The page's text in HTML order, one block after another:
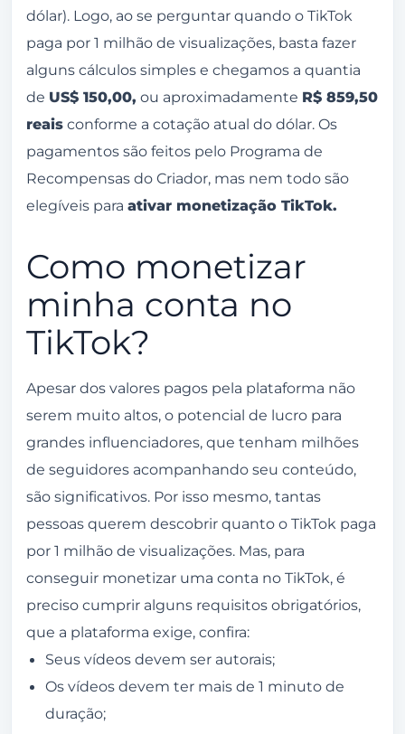
dólar). Logo, ao se perguntar quando o TikTok
paga por 1 milhão de visualizações, basta fazer
alguns cálculos simples e chegamos a quantia
de US$ 150,00, ou aproximadamente R$ 859,50
reais conforme a cotação atual do dólar. Os
pagamentos são feitos pelo Programa de
Recompensas do Criador, mas nem todo são
elegíveis para ativar monetização TikTok.
Como monetizar
minha conta no
TikTok?
Apesar dos valores pagos pela plataforma não
serem muito altos, o potencial de lucro para
grandes influenciadores, que tenham milhões
de seguidores acompanhando seu conteúdo,
são significativos. Por isso mesmo, tantas
pessoas querem descobrir quanto o TikTok paga
por 1 milhão de visualizações. Mas, para
conseguir monetizar uma conta no TikTok, é
preciso cumprir alguns requisitos obrigatórios,
que a plataforma exige, confira:
Seus vídeos devem ser autorais;
Os vídeos devem ter mais de 1 minuto de
duração;